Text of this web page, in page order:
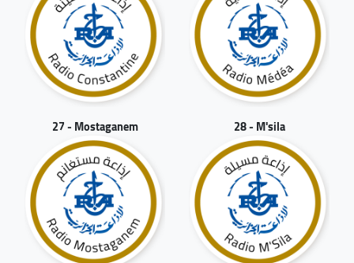
27 - Mostaganem 28 - M'sila